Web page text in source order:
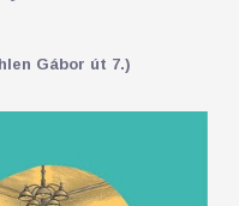
Gábor út 7.)